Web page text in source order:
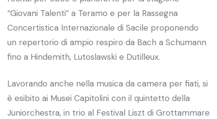
“Giovani Talenti” a Teramo e per la Rassegna
Concertistica Internazionale di Sacile proponendo
un repertorio di ampio respiro da Bach a Schumann
fino a Hindemith, Lutoslawski e Dutilleux.
Lavorando anche nella musica da camera per fiati, si
è esibito ai Musei Capitolini con il quintetto della
Juniorchestra, in trio al Festival Liszt di Grottammare